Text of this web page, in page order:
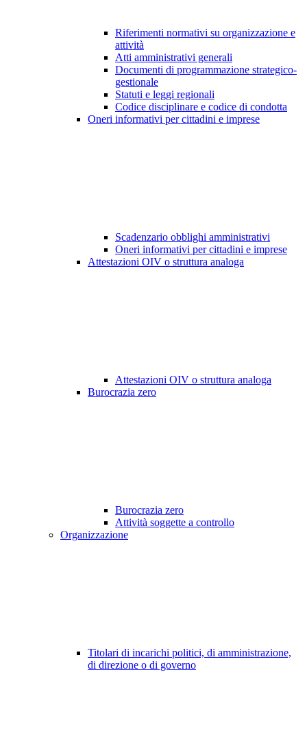
Riferimenti normativi su organizzazione e
attività
Atti amministrativi generali
Documenti di programmazione strategico-
gestionale
Statuti e leggi regionali
Codice disciplinare e codice di condotta
Oneri informativi per cittadini e imprese
Scadenzario obblighi amministrativi
Oneri informativi per cittadini e imprese
Attestazioni OIV o struttura analoga
Attestazioni OIV o struttura analoga
Burocrazia zero
Burocrazia zero
Attività soggette a controllo
Organizzazione
Titolari di incarichi politici, di amministrazione,
di direzione o di governo